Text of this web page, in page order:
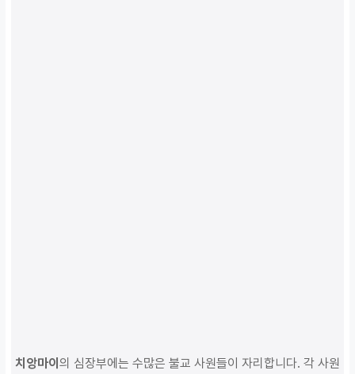
치앙마이 의 심장부에는 수많은 불교 사원들이 자리합니다. 각 사원